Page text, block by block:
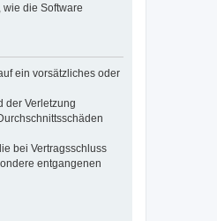
die Software
ein vorsätzliches oder
der Verletzung
bei Vertragsschluss
entgangenen